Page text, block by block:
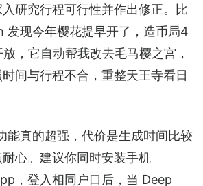
研究行程可行性并作出修正。比
发现今年樱花提早开了，造币局4
，它自动帮我改去毛马樱之宫，
间与行程不合，重整天王寺看日
能真的超强，代价是生成时间比较
心。建议你同时安装手机
，登入相同户口后，当 Deep